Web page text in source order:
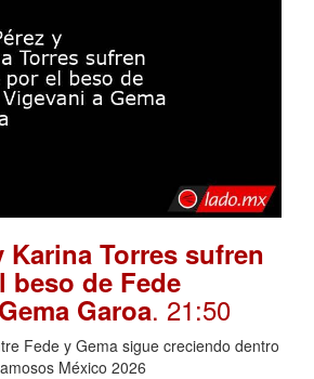
Karina Torres sufren
beso de Fede
Garoa. 21:50
Fede y Gema sigue creciendo dentro
México 2026